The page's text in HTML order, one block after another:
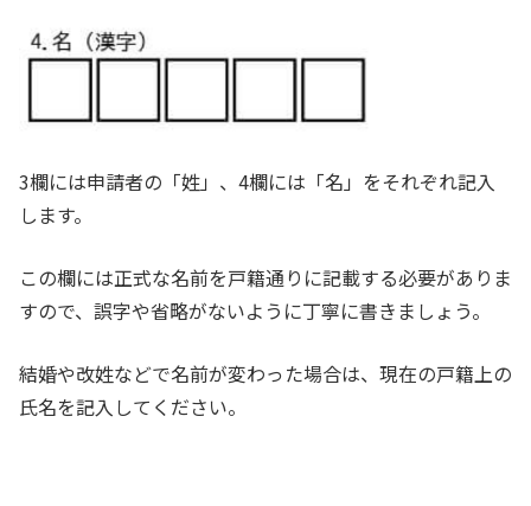
3欄には申請者の「姓」、4欄には「名」をそれぞれ記入
します。
この欄には正式な名前を戸籍通りに記載する必要がありま
すので、誤字や省略がないように丁寧に書きましょう。
結婚や改姓などで名前が変わった場合は、現在の戸籍上の
氏名を記入してください。